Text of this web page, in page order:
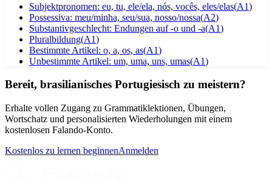
Subjektpronomen: eu, tu, ele/ela, nós, vocês, eles/elas(A1)
Possessiva: meu/minha, seu/sua, nosso/nossa(A2)
Substantivgeschlecht: Endungen auf -o und -a(A1)
Pluralbildung(A1)
Bestimmte Artikel: o, a, os, as(A1)
Unbestimmte Artikel: um, uma, uns, umas(A1)
Bereit, brasilianisches Portugiesisch zu meistern?
Erhalte vollen Zugang zu Grammatiklektionen, Übungen,
Wortschatz und personalisierten Wiederholungen mit einem
kostenlosen Falando-Konto.
Kostenlos zu lernen beginnenAnmelden